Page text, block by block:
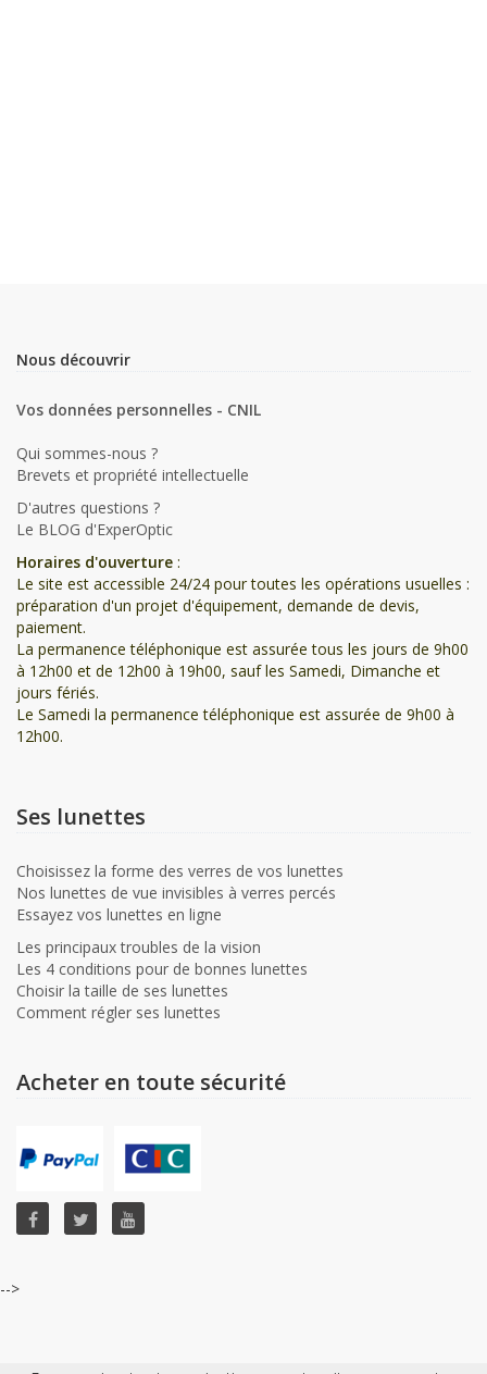
Nous découvrir
Vos données personnelles - CNIL
Qui sommes-nous ?
Brevets et propriété intellectuelle
D'autres questions ?
Le BLOG d'ExperOptic
Horaires d'ouverture :
Le site est accessible 24/24 pour toutes les opérations usuelles :
préparation d'un projet d'équipement, demande de devis,
paiement.
La permanence téléphonique est assurée tous les jours de 9h00
à 12h00 et de 12h00 à 19h00, sauf les Samedi, Dimanche et
jours fériés.
Le Samedi la permanence téléphonique est assurée de 9h00 à
12h00.
Ses lunettes
Choisissez la forme des verres de vos lunettes
Nos lunettes de vue invisibles à verres percés
Essayez vos lunettes en ligne
Les principaux troubles de la vision
Les 4 conditions pour de bonnes lunettes
Choisir la taille de ses lunettes
Comment régler ses lunettes
Acheter en toute sécurité
-->